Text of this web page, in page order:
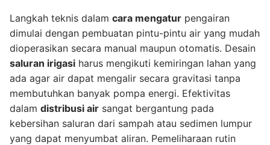
Langkah teknis dalam cara mengatur pengairan
dimulai dengan pembuatan pintu-pintu air yang mudah
dioperasikan secara manual maupun otomatis. Desain
saluran irigasi harus mengikuti kemiringan lahan yang
ada agar air dapat mengalir secara gravitasi tanpa
membutuhkan banyak pompa energi. Efektivitas
dalam distribusi air sangat bergantung pada
kebersihan saluran dari sampah atau sedimen lumpur
yang dapat menyumbat aliran. Pemeliharaan rutin